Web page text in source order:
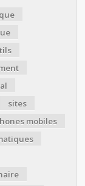
sites
mobiles